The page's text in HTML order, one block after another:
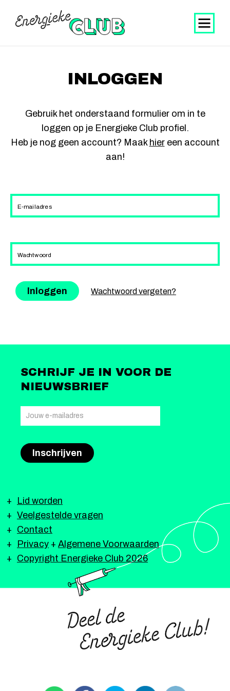
INLOGGEN
Gebruik het onderstaand formulier om in te
loggen op je Energieke Club profiel.
Heb je nog geen account? Maak hiereen account
aan!
E-mailadres
Wachtwoord
Wachtwoord vergeten?
SCHRIJF JE IN VOOR DE
NIEUWSBRIEF
Lid worden
Veelgestelde vragen
Contact
Privacy + Algemene Voorwaarden
Copyright Energieke Club 2026